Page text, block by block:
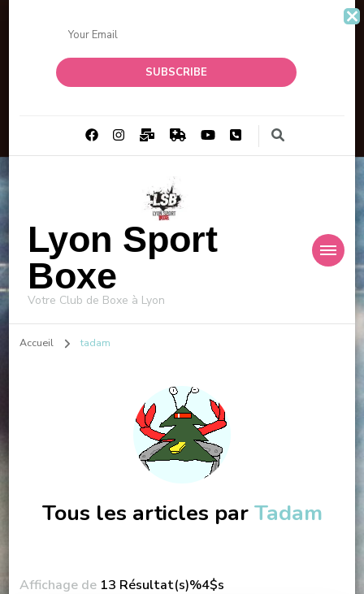
Lyon Sport
Boxe
Votre Club de Boxe à Lyon
Accueil tadam
Tous les articles parTadam
Affichage de 13 Résultat(s)%4$s